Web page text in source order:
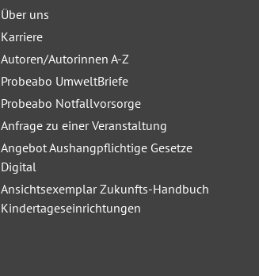
Über uns
Karriere
Autoren/Autorinnen A-Z
Probeabo UmweltBriefe
Probeabo Notfallvorsorge
Anfrage zu einer Veranstaltung
Angebot Aushangpflichtige Gesetze
Digital
Ansichtsexemplar Zukunfts-Handbuch
Kindertageseinrichtungen